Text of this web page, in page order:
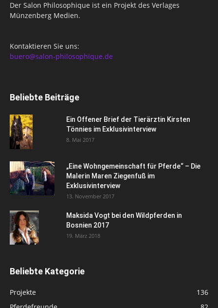
Der Salon Philosophique ist ein Projekt des Verlages
Münzenberg Medien.
Kontaktieren Sie uns:
buero@salon-philosophique.de
Beliebte Beiträge
Ein Offener Brief der Tierärztin Kirsten
Tönnies im Exklusivinterview
8. Mai 2017
„Eine Wohngemeinschaft für Pferde“ – Die
Malerin Maren Ziegenfuß im
Exklusivinterview
13. November 2017
Maksida Vogt bei den Wildpferden in
Bosnien 2017
19. März 2018
Beliebte Kategorie
Projekte
136